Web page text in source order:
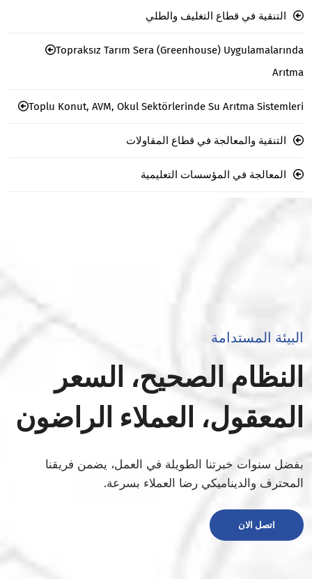
التنقية في قطاع التغليف والطلي
Topraksız Tarım Sera (Greenhouse) Uygulamalarında
Arıtma
Toplu Konut, AVM, Okul Sektörlerinde Su Arıtma Sistemleri
التنقية والمعالجة في قطاع المقاولات
المعالجة في المؤسسات التعليمية
البيئة المستدامة
النظام الصحيح، السعر
المعقول، العملاء الراضون
بفضل سنوات خبرتنا الطويلة في العمل، يضمن فريقنا
المحترف والديناميكي رضا العملاء بسرعة.
اتصل الان